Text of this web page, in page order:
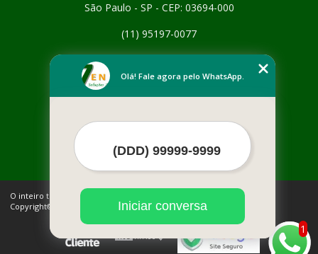
São Paulo - SP - CEP: 03694-000
(11) 95197-0077
Empresa
Contato
Mais Serviços
O inteiro teor deste site está sujeito à proteção de direitos autorais.
Copyright© SEVEN RESIDUOS (Lei 9610 de 19/02/1998)
1
Olá! Fale agora pelo WhatsApp.
Iniciar conversa